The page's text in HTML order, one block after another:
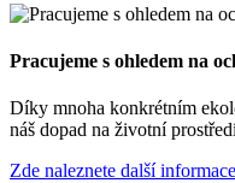
Pracujeme s ohledem na
Díky mnoha konkrétním
náš dopad na životní
Zde naleznete další